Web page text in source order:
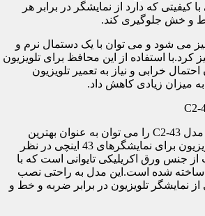
کیفیتی که دارد از نمایشگر در برابر هر
و خش جلوگیری کند.
می شود و می توان با یک دستمال نرم و
کرد.با استفاده از این محافظ برای تلویزیون
خرابی و نیاز به تعمیر تلویزیون
میزان زیادی کاهش داد.
محافظ صفحه تلویزیون مدل C2-43 را می توان به عنوان بهترین
مارک محافظ صفحه تلویزیون برای نمایشگرهای 43 اینچی در نظر
جنس ورق اکریلیکی تایوانی است که با
شده است.این مدل به راحتی نصب
نمایشگر تلویزیون در برابر ضربه و خط و